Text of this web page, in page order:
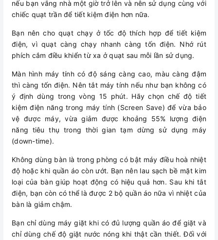
nếu bạn vắng nhà một giờ trở lên và nên sử dụng cùng với
chiếc quạt trần để tiết kiệm điện hơn nữa.
Bạn nên cho quạt chạy ở tốc độ thích hợp để tiết kiệm
điện, vì quạt càng chạy nhanh càng tốn điện. Nhớ rút
phích cắm điều khiển từ xa ở quạt sau mỗi lần sử dụng.
Màn hình máy tính có độ sáng càng cao, màu càng đậm
thì càng tốn điện. Nên tắt máy tính nếu như bạn không có
ý định dùng trong vòng 15 phút. Hãy chọn chế độ tiết
kiệm điện năng trong máy tính (Screen Save) để vừa bảo
vệ được máy, vừa giảm được khoảng 55% lượng điện
năng tiêu thụ trong thời gian tạm dừng sử dụng máy
(down-time).
Không dùng bàn là trong phòng có bật máy điều hoà nhiệt
độ hoặc khi quần áo còn ướt. Bạn nên lau sạch bề mặt kim
loại của bàn giúp hoạt động có hiệu quả hơn. Sau khi tắt
điện, bạn còn có thể là được 2 bộ quần áo nữa vì nhiệt của
bàn là giảm chậm.
Bạn chỉ dùng máy giặt khi có đủ lượng quần áo để giặt và
chỉ dùng chế độ giặt nước nóng khi thật cần thiết. Đối với